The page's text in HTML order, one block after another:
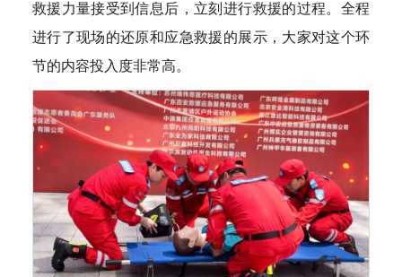
救援力量接受到信息后，立刻进行救援的过程。全程
进行了现场的还原和应急救援的展示，大家对这个环
节的内容投入度非常高。